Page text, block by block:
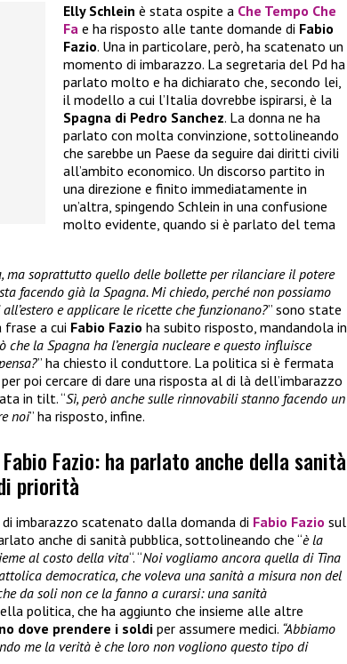
Elly Schlein è stata ospite a Che Tempo Che
Fa e ha risposto alle tante domande di Fabio
Fazio. Una in particolare, però, ha scatenato un
momento di imbarazzo. La segretaria del Pd ha
parlato molto e ha dichiarato che, secondo lei,
il modello a cui l’Italia dovrebbe ispirarsi, è la
Spagna di Pedro Sanchez. La donna ne ha
parlato con molta convinzione, sottolineando
che sarebbe un Paese da seguire dai diritti civili
all’ambito economico. Un discorso partito in
una direzione e finito immediatamente in
un’altra, spingendo Schlein in una confusione
molto evidente, quando si è parlato del tema
ma soprattutto quello delle bollette per rilanciare il potere
facendo già la Spagna. Mi chiedo, perché non possiamo
e applicare le ricette che funzionano?” sono state
frase a cui Fabio Fazio ha subito risposto, mandandola in
che la Spagna ha l’energia nucleare e questo influisce
” ha chiesto il conduttore. La politica si è fermata
poi cercare di dare una risposta al di là dell’imbarazzo
in tilt. “Sì, però anche sulle rinnovabili stanno facendo un
noi” ha risposto, infine.
Fazio: ha parlato anche della sanità
priorità
imbarazzo scatenato dalla domanda di Fabio Fazio sul
anche di sanità pubblica, sottolineando che “è la
al costo della vita“. “Noi vogliamo ancora quella di Tina
democratica, che voleva una sanità a misura non del
da soli non ce la fanno a curarsi: una sanità
politica, che ha aggiunto che insieme alle altre
dove prendere i soldiper assumere medici. “Abbiamo
me la verità è che loro non vogliono questo tipo di